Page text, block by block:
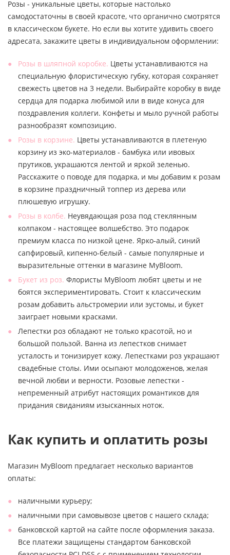
Розы - уникальные цветы, которые настолько
самодостаточны в своей красоте, что органично смотрятся
в классическом букете. Но если вы хотите удивить своего
адресата, закажите цветы в индивидуальном оформлении:
Розы в шляпной коробке. Цветы устанавливаются на
специальную флористическую губку, которая сохраняет
свежесть цветов на 3 недели. Выбирайте коробку в виде
сердца для подарка любимой или в виде конуса для
поздравления коллеги. Конфеты и мыло ручной работы
разнообразят композицию.
Розы в корзине. Цветы устанавливаются в плетеную
корзину из эко-материалов - бамбука или ивовых
прутиков, украшаются лентой и яркой зеленью.
Расскажите о поводе для подарка, и мы добавим к розам
в корзине праздничный топпер из дерева или
плюшевую игрушку.
Розы в колбе. Неувядающая роза под стеклянным
колпаком - настоящее волшебство. Это подарок
премиум класса по низкой цене. Ярко-алый, синий
сапфировый, кипенно-белый - самые популярные и
выразительные оттенки в магазине MyBloom.
Букет из роз. Флористы MyBloom любят цветы и не
боятся экспериментировать. Стоит к классическим
розам добавить альстромерии или эустомы, и букет
заиграет новыми красками.
Лепестки роз обладают не только красотой, но и
большой пользой. Ванна из лепестков снимает
усталость и тонизирует кожу. Лепестками роз украшают
свадебные столы. Ими осыпают молодоженов, желая
вечной любви и верности. Розовые лепестки -
непременный атрибут настоящих романтиков для
придания свиданиям изысканных ноток.
Как купить и оплатить розы
Магазин MyBloom предлагает несколько вариантов
оплаты:
наличными курьеру;
наличными при самовывозе цветов с нашего склада;
банковской картой на сайте после оформления заказа.
Все платежи защищены стандартом банковской